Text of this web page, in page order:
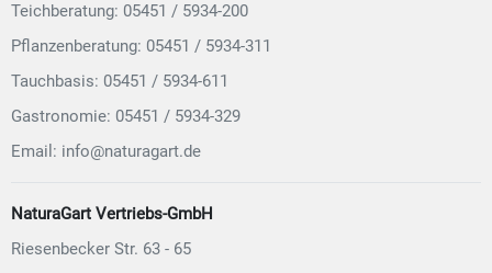
Teichberatung: 05451 / 5934-200
Pflanzenberatung: 05451 / 5934-311
Tauchbasis: 05451 / 5934-611
Gastronomie: 05451 / 5934-329
Email: info@naturagart.de
NaturaGart Vertriebs-GmbH
Riesenbecker Str. 63 - 65